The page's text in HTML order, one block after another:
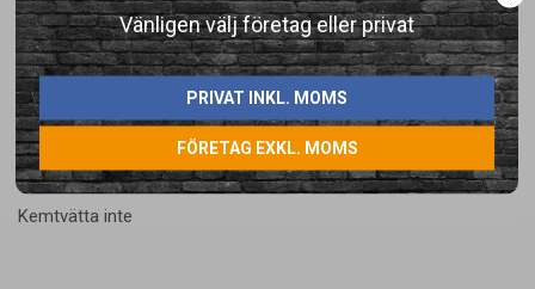
Vänligen välj företag eller privat
PRIVAT INKL. MOMS
FÖRETAG EXKL. MOMS
Torktumla inte
Strykning, ångstrykning eller torkning på låg temperatur, 110 ºC
Kemtvätta inte